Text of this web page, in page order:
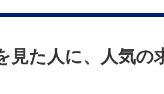
ながら、⽇勤で安定して働
ら、技術や役割を⾼めてい
すめです。
見た人に、人気の